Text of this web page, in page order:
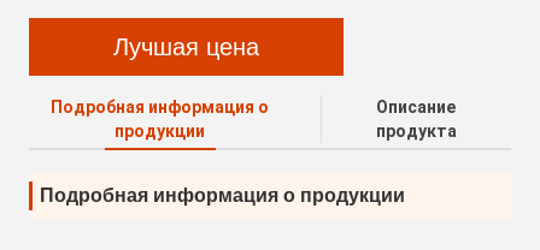
Лучшая цена
Подробная информация о
продукции
Описание
продукта
Подробная информация о продукции